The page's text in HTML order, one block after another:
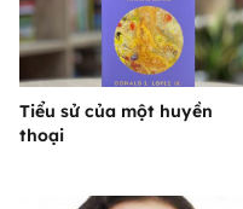
Tiểu sử của một huyền
thoại